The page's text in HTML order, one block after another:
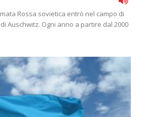
Rossa sovietica entrò nel campo di
Auschwitz. Ogni anno a partire dal 2000